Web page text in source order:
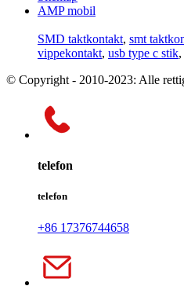
AMP mobil
SMD taktkontakt, smt
vippekontakt, usb type c stik,
© Copyright - 2010-2023: Alle
telefon
telefon
+86 17376744658